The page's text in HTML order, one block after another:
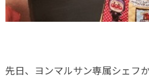
先日、ヨンマルサン専属シェフ